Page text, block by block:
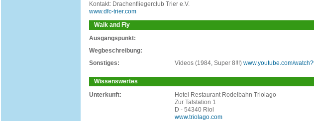
Kontakt: Drachenfliegerclub Trier e.V.
www.dfc-trier.com
Walk and Fly
Ausgangspunkt:
Wegbeschreibung:
Sonstiges:
Videos (1984, Super 8!!!) www.youtube.com/
Wissenswertes
Unterkunft:
Hotel Restaurant Rodelbahn Triolago
Zur Talstation 1
D - 54340 Riol
www.triolago.com